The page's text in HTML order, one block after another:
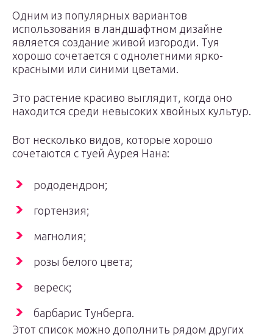
Одним из популярных вариантов
использования в ландшафтном дизайне
является создание живой изгороди. Туя
хорошо сочетается с однолетними ярко-
красными или синими цветами.
Это растение красиво выглядит, когда оно
находится среди невысоких хвойных культур.
Вот несколько видов, которые хорошо
сочетаются с туей Аурея Нана:
рододендрон;
гортензия;
магнолия;
розы белого цвета;
вереск;
барбарис Тунберга.
Этот список можно дополнить рядом других